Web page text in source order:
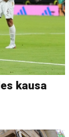
kausa